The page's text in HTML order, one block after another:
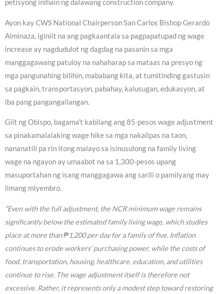
petisyong inihain ng dalawang construction company.
Ayon kay CWS National Chairperson San Carlos Bishop Gerardo
Alminaza, iginiit na ang pagkaantala sa pagpapatupad ng wage
increase ay nagdudulot ng dagdag na pasanin sa mga
manggagawang patuloy na nahaharap sa mataas na presyo ng
mga pangunahing bilihin, mababang kita, at tumitinding gastusin
sa pagkain, transportasyon, pabahay, kalusugan, edukasyon, at
iba pang pangangailangan.
Giit ng Obispo, bagama’t kabilang ang 85-pesos wage adjustment
sa pinakamalalaking wage hike sa mga nakalipas na taon,
nananatili pa rin itong malayo sa isinusulong na family living
wage na ngayon ay umaabot na sa 1,300-pesos upang
masuportahan ng isang manggagawa ang sarili o pamilyang may
limang miyembro.
“Even with the full adjustment, the NCR minimum wage remains
significantly below the estimated family living wage, which studies
place at more than ₱1,200 per day for a family of five. Inflation
continues to erode workers’ purchasing power, while the costs of
food, transportation, housing, healthcare, education, and utilities
continue to rise. The wage adjustment itself is therefore not
excessive. Rather, it represents only a modest step toward restoring